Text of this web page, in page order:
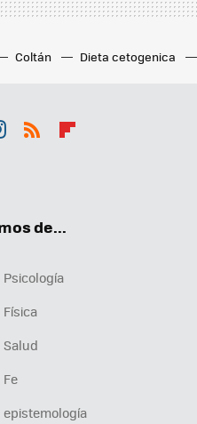
Coltán Dieta cetogenica
de...
Psicología
Física
Salud
Fe
epistemología